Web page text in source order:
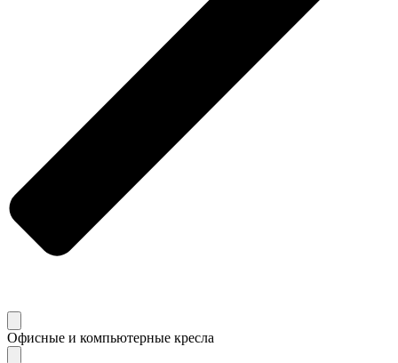
Офисные и компьютерные кресла